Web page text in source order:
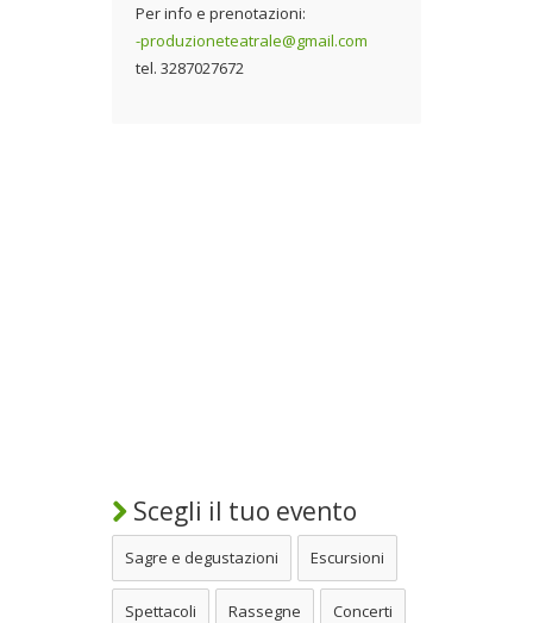
Per info e prenotazioni:
-produzioneteatrale@gmail.com
tel. 3287027672
Scegli il tuo evento
Sagre e degustazioni Escursioni
Spettacoli Rassegne Concerti